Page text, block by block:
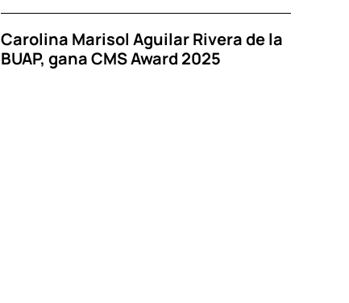
Carolina Marisol Aguilar Rivera de la
BUAP, gana CMS Award 2025